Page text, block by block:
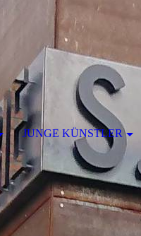
JUNGE KÜNSTLER